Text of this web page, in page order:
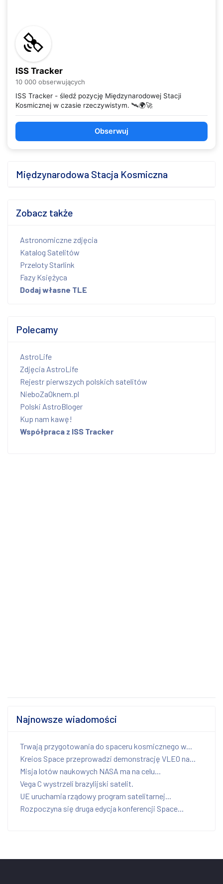
ISS Tracker
10 000 obserwujących
ISS Tracker - śledź pozycję Międzynarodowej Stacji
Kosmicznej w czasie rzeczywistym. 🛰️🌍🚀
Obserwuj
Międzynarodowa Stacja Kosmiczna
Zobacz także
Astronomiczne zdjęcia
Katalog Satelitów
Przeloty Starlink
Fazy Księżyca
Dodaj własne TLE
Polecamy
AstroLife
Zdjęcia AstroLife
Rejestr pierwszych polskich satelitów
NieboZaOknem.pl
Polski AstroBloger
Kup nam kawę!
Współpraca z ISS Tracker
Najnowsze wiadomości
Trwają przygotowania do spaceru kosmicznego w...
Kreios Space przeprowadzi demonstrację VLEO na...
Misja lotów naukowych NASA ma na celu...
Vega C wystrzeli brazylijski satelit.
UE uruchamia rządowy program satelitarnej...
Rozpoczyna się druga edycja konferencji Space...